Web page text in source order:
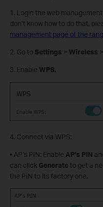
1. Login the web
don’t know how to do that,
management page of the
2. Go to Settings > Wireless >
3. Enable WPS.
4. Connect via WPS:
• AP’s PIN: Enable AP’s PIN
can click Generateto get a
the PIN to its factory one.